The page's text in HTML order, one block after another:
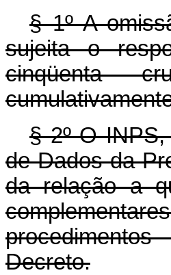
§ 1º A
sujeita o
cinqüenta
§ 2º O
de Dados da
da relação a
Decreto.